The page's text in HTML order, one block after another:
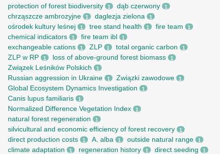
protection of forest biodiversity 1 dąb czerwony 1
chrząszcze ambrozyjne 1 daglezja zielona 1
ośrodek kultury leśnej 1 tree stand health 1 fire team 1
chemical indicators 1 fire team ibl 1
exchangeable cations 1 ZLP 1 total organic carbon 1
ZLP w RP 1 loss of above-ground forest biomass 1
Związek Leśników Polskich 1
Russian aggression in Ukraine 1 Związki zawodowe 1
Global Ecosystem Dynamics Investigation 1
Canis lupus familiaris 1
Normalized Difference Vegetation Index 1
natural forest regeneration 1
silvicultural and economic efficiency of forest recovery 1
direct production costs 1 A. alba 1 outside natural range 1
climate adaptation 1 regeneration history 1 direct seeding 1